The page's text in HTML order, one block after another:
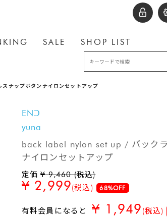
SALE SHOP LIST
ナップボタンナイロンセットアップ
ENↃ
yuna
back label nylon set up / バック
ナイロンセットアップ
定価¥ 9,460 (税込)
¥ 2,999(税込) 68%OFF
有料会員になると¥ 1,949 (税込)